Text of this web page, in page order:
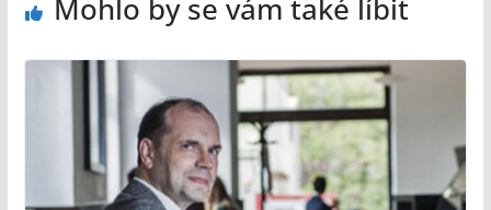
Mohlo by se vám také líbit